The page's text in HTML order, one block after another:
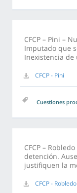
CFCP – Pini –
Imputado que
Inexistencia de
CFCP - Pini
Cuestiones
CFCP –
detención.
justifiquen la
CFCP - Robledo